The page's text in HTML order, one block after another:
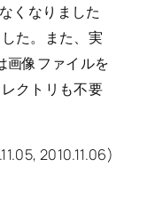
くなりました
た。また、実
画像ファイルを
クトリも不要
2010.11.06)